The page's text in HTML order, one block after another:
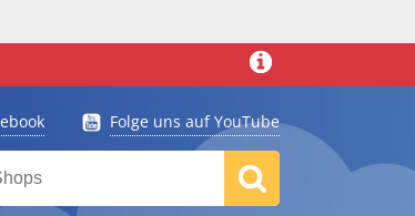
Folge uns auf YouTube